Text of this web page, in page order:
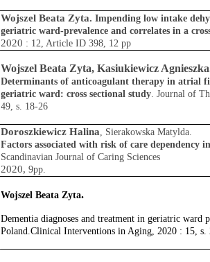
Wojszel Beata Zyta. Impending low intake
geriatric ward-prevalence and correlates in a
2020 : 12, Article ID 398, 12 pp
Wojszel Beata Zyta, Kasiukiewicz
Determinants of anticoagulant therapy in atrial
geriatric ward: cross sectional study Journal of
49, s. 18-26
Doroszkiewicz Halina , Sierakowska Matylda.
Factors associated with risk of care dependency
Scandinavian Journal of Caring Sciences
2020, 9pp.
Wojszel Beata Zyta.
Dementia diagnoses and treatment in geriatric ward
Poland.Clinical Interventions in Aging, 2020 : 15, s.